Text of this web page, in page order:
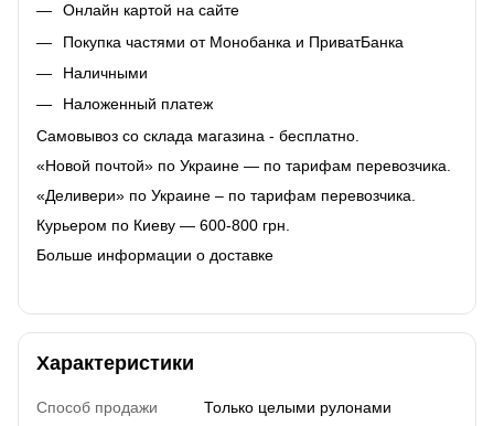
Онлайн картой на сайте
Покупка частями от Монобанка и ПриватБанка
Наличными
Наложенный платеж
Самовывоз со склада магазина - бесплатно.
«Новой почтой» по Украине — по тарифам перевозчика.
«Деливери» по Украине – по тарифам перевозчика.
Курьером по Киеву — 600-800 грн.
Больше информации о доставке
Характеристики
Способ продажи
Только целыми рулонами